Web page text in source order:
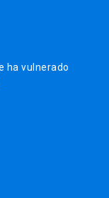
ha vulnerado